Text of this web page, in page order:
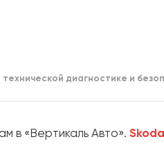
диагностике и
в «Вертикаль Авто».